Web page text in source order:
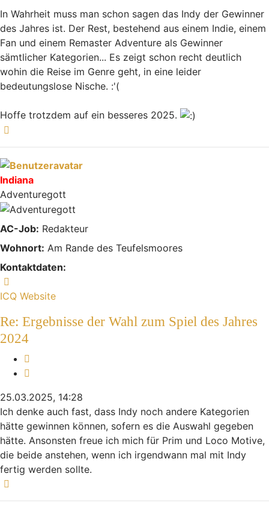
In Wahrheit muss man schon sagen das Indy der Gewinner
des Jahres ist. Der Rest, bestehend aus einem Indie, einem
Fan und einem Remaster Adventure als Gewinner
sämtlicher Kategorien... Es zeigt schon recht deutlich
wohin die Reise im Genre geht, in eine leider
bedeutungslose Nische. :'(
Hoffe trotzdem auf ein besseres 2025.
Indiana
Adventuregott
AC-Job: Redakteur
Wohnort: Am Rande des Teufelsmoores
Kontaktdaten:
ICQ Website
Re: Ergebnisse der Wahl zum Spiel des Jahres
2024
25.03.2025, 14:28
Ich denke auch fast, dass Indy noch andere Kategorien
hätte gewinnen können, sofern es die Auswahl gegeben
hätte. Ansonsten freue ich mich für Prim und Loco Motive,
die beide anstehen, wenn ich irgendwann mal mit Indy
fertig werden sollte.